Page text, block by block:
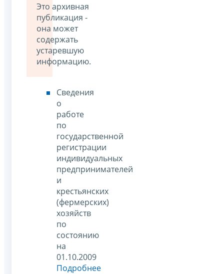
Это архивная
публикация -
она может
содержать
устаревшую
информацию.
Сведения
о
работе
по
государственной
регистрации
индивидуальных
предпринимателей
и
крестьянских
(фермерских)
хозяйств
по
состоянию
на
01.10.2009
Подробнее